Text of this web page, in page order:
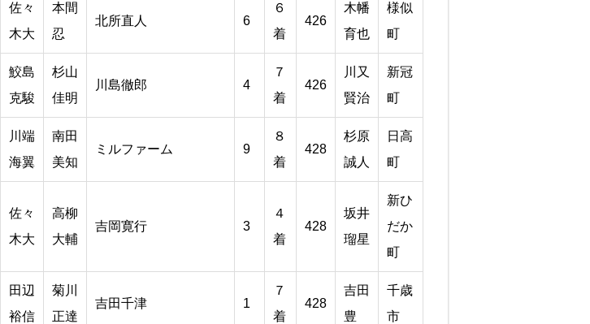
佐々
木大
本間
忍
北所直人 6
６
着
426
木幡
育也
様似
町
鮫島
克駿
杉山
佳明
川島徹郎 4
７
着
426
川又
賢治
新冠
町
川端
海翼
南田
美知
ミルファーム 9
８
着
428
杉原
誠人
日高
町
佐々
木大
高柳
大輔
吉岡寛行 3
４
着
428
坂井
瑠星
新ひ
だか
町
田辺
裕信
菊川
正達
吉田千津 1
７
着
428
吉田
豊
千歳
市